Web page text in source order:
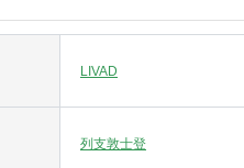
LIVAD
列支敦士登